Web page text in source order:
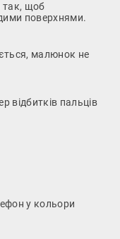
так, щоб
поверхнями.
малюнок не
відбитків пальців
у кольори